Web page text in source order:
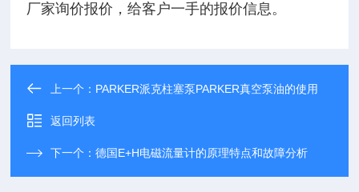
厂家询价报价，给客户一手的报价信息。
上一个： PARKER派克柱塞泵PARKER真空泵油的使用
返回列表
下一个：德国E+H电磁流量计的原理特点和故障分析